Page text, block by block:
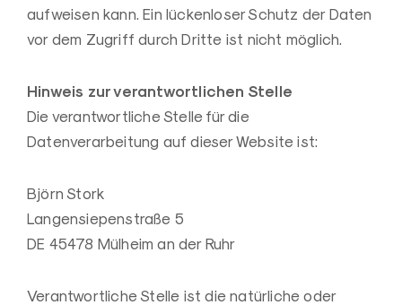
aufweisen kann. Ein lückenloser Schutz der Daten
vor dem Zugriff durch Dritte ist nicht möglich.
Hinweis zur verantwortlichen Stelle
Die verantwortliche Stelle für die
Datenverarbeitung auf dieser Website ist:
Björn Stork
Langensiepenstraße 5
DE 45478 Mülheim an der Ruhr
Verantwortliche Stelle ist die natürliche oder